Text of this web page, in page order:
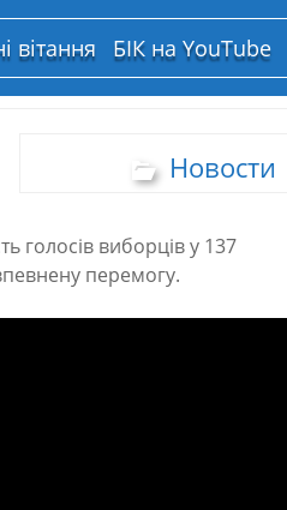
вітання БІК на YouTube
Новости
голосів виборців у 137
перемогу.